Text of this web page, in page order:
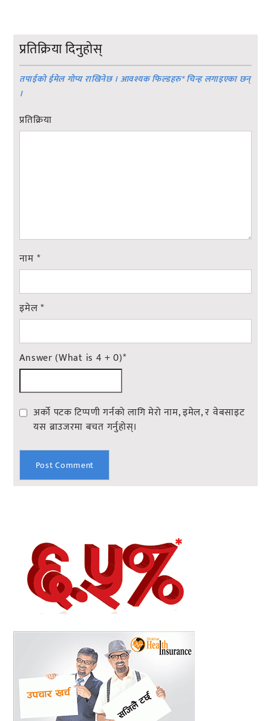
प्रतिक्रिया दिनुहोस्
तपाईको ईमेल गोप्य राखिनेछ । आवश्यक फिल्डहरु*चिन्ह लगाइएका छन्
।
प्रतिक्रिया
नाम *
इमेल*
Answer (What is 4 + 0)*
अर्को पटक टिप्पणी गर्नको लागि मेरो नाम, इमेल, र वेबसाइट
यस ब्राउजरमा बचत गर्नुहोस्।